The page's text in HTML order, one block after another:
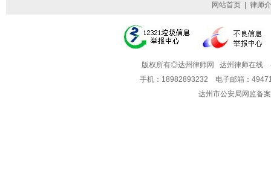
网站首页 律师
版权所有◎达州律师网 达州律师在线
手机：18982893232 电子邮箱：
达州市公安局网监备